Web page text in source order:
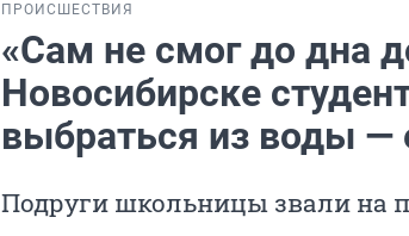
ПРОИСШЕСТВИЯ
«Сам не смог до дна
Новосибирске
выбраться из воды —
Подруги школьницы звали на